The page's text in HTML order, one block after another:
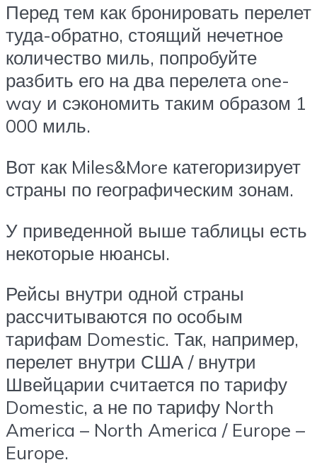
Перед тем как бронировать перелет
туда-обратно, стоящий нечетное
количество миль, попробуйте
разбить его на два перелета one-
way и сэкономить таким образом 1
000 миль.
Вот как Miles&More категоризирует
страны по географическим зонам.
У приведенной выше таблицы есть
некоторые нюансы.
Рейсы внутри одной страны
рассчитываются по особым
тарифам Domestic. Так, например,
перелет внутри США / внутри
Швейцарии считается по тарифу
Domestic, а не по тарифу North
America – North America / Europe –
Europe.